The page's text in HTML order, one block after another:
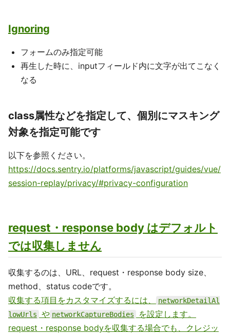
Ignoring
フォームのみ指定可能
再生した時に、inputフィールド内に文字が出てこなく
なる
class属性などを指定して、個別にマスキング
対象を指定可能です
以下を参照ください。
https://docs.sentry.io/platforms/javascript/guides/vue/
session-replay/privacy/#privacy-configuration
request・response body はデフォルト
では収集しません
収集するのは、URL、request・response body size、
method、status codeです。
収集する項目をカスタマイズするには、
networkDetailAl
lowUrls
や networkCaptureBodies
を設定します。
request・response bodyを収集する場合でも、クレジッ